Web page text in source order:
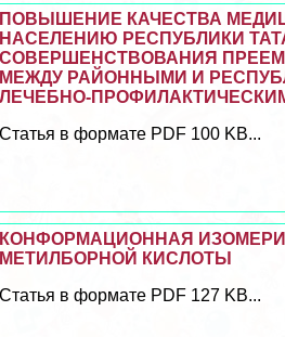
ПОВЫШЕНИЕ КАЧЕСТВА
НАСЕЛЕНИЮ РЕСПУБЛИКИ
СОВЕРШЕНСТВОВАНИЯ
МЕЖДУ РАЙОННЫМИ И
ЛЕЧЕБНО-
Статья в формате PDF 100 KB...
КОНФОРМАЦИОННАЯ
МЕТИЛБОРНОЙ КИСЛОТЫ
Статья в формате PDF 127 KB...